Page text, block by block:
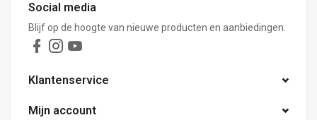
Social media
Blijf op de hoogte van nieuwe producten en aanbiedingen.
Klantenservice
Mijn account